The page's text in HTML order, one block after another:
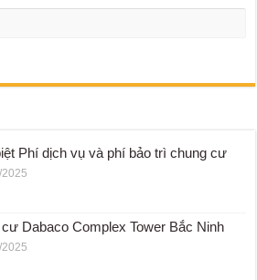
Phí dịch vụ và phí bảo trì chung cư
Dabaco Complex Tower Bắc Ninh